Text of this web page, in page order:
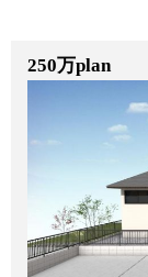
250万plan